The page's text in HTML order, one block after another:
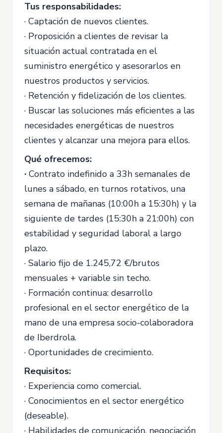
Tus responsabilidades:
· Captación de nuevos clientes.
· Proposición a clientes de revisar la
situación actual contratada en el
suministro energético y asesorarlos en
nuestros productos y servicios.
· Retención y fidelización de los clientes.
· Buscar las soluciones más eficientes a las
necesidades energéticas de nuestros
clientes y alcanzar una mejora para ellos.
Qué ofrecemos:
· Contrato indefinido a 33h semanales de
lunes a sábado, en turnos rotativos, una
semana de mañanas (10:00h a 15:30h) y la
siguiente de tardes (15:30h a 21:00h) con
estabilidad y seguridad laboral a largo
plazo.
· Salario fijo de 1.245,72 €/brutos
mensuales + variable sin techo.
· Formación continua: desarrollo
profesional en el sector energético de la
mano de una empresa socio-colaboradora
de Iberdrola.
· Oportunidades de crecimiento.
Requisitos:
· Experiencia como comercial.
· Conocimientos en el sector energético
(deseable).
· Habilidades de comunicación, negociación